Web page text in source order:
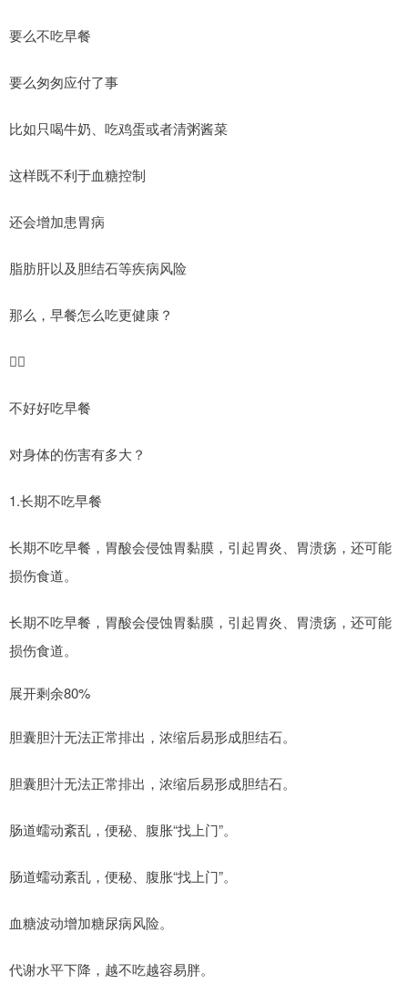
要么不吃早餐
要么匆匆应付了事
比如只喝牛奶、吃鸡蛋或者清粥酱菜
这样既不利于血糖控制
还会增加患胃病
脂肪肝以及胆结石等疾病风险
那么，早餐怎么吃更健康？
👇🏻
不好好吃早餐
对身体的伤害有多大？
1.长期不吃早餐
长期不吃早餐，胃酸会侵蚀胃黏膜，引起胃炎、胃溃疡，还可能
损伤食道。
长期不吃早餐，胃酸会侵蚀胃黏膜，引起胃炎、胃溃疡，还可能
损伤食道。
展开剩余80%
胆囊胆汁无法正常排出，浓缩后易形成胆结石。
胆囊胆汁无法正常排出，浓缩后易形成胆结石。
肠道蠕动紊乱，便秘、腹胀“找上门”。
肠道蠕动紊乱，便秘、腹胀“找上门”。
血糖波动增加糖尿病风险。
代谢水平下降，越不吃越容易胖。